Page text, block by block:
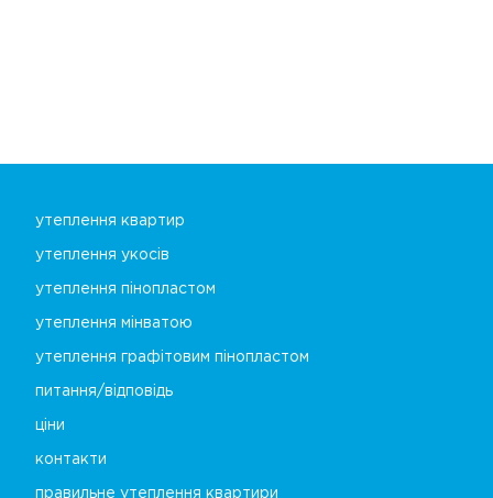
утеплення квартир
утеплення укосів
утеплення пінопластом
утеплення мінватою
утеплення графітовим пінопластом
питання/відповідь
ціни
контакти
правильне утеплення квартири